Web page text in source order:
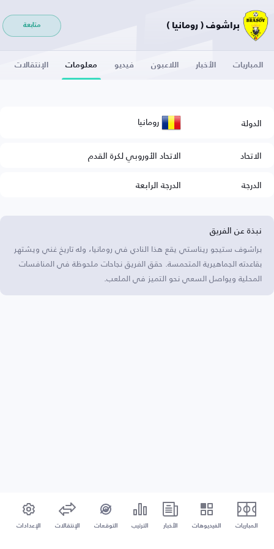
براشوف ( رومانيا ) متابعة
المباريات الأخبار اللاعبون فيديو معلومات الإنتقالات
الدولة رومانيا
الاتحاد
الاتحاد الأوروبي لكرة القدم
الدرجة
الدرجة الرابعة
نبذة عن الفريق
براشوف ستيجو ريناستي يقع هذا النادي في رومانيا، وله تاريخ غني ويشتهر
بقاعدته الجماهيرية المتحمسة. حقق الفريق نجاحات ملحوظة في المنافسات
المحلية ويواصل السعي نحو التميز في الملعب.
المباريات الفيديوهات الأخبار الترتيب التوقعات الإنتقالات الإعدادات